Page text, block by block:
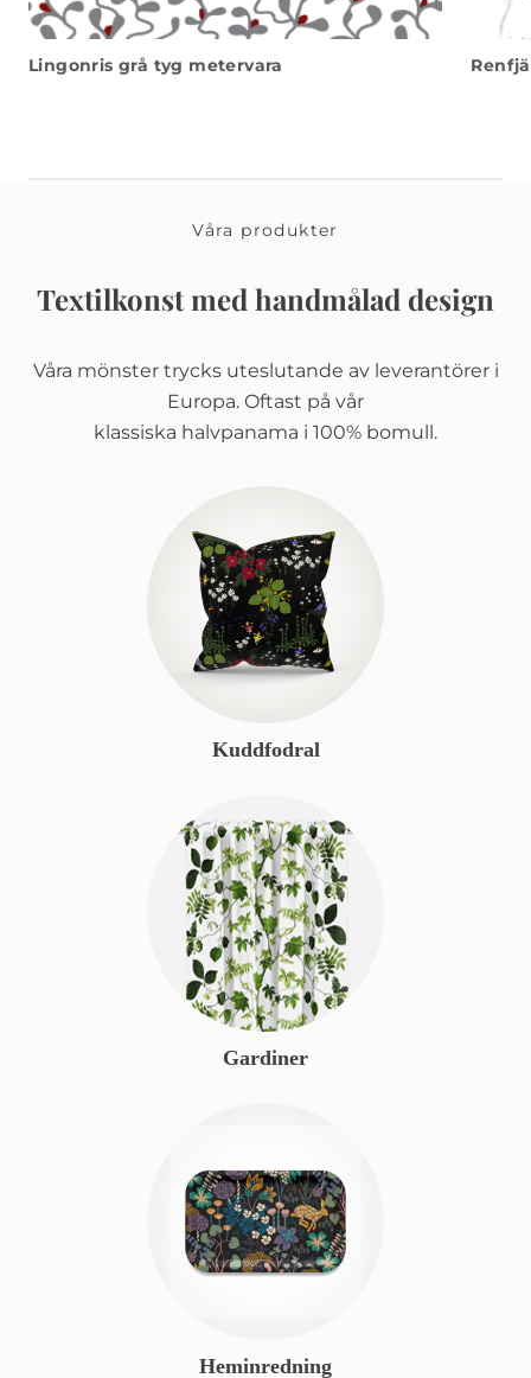
Lingonris grå tyg metervara
Våra produkter
Textilkonst med handmålad design
Våra mönster trycks uteslutande av leverantörer i
Europa. Oftast på vår
klassiska halvpanama i 100% bomull.
Kuddfodral
Gardiner
Heminredning